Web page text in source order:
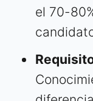
el 70-